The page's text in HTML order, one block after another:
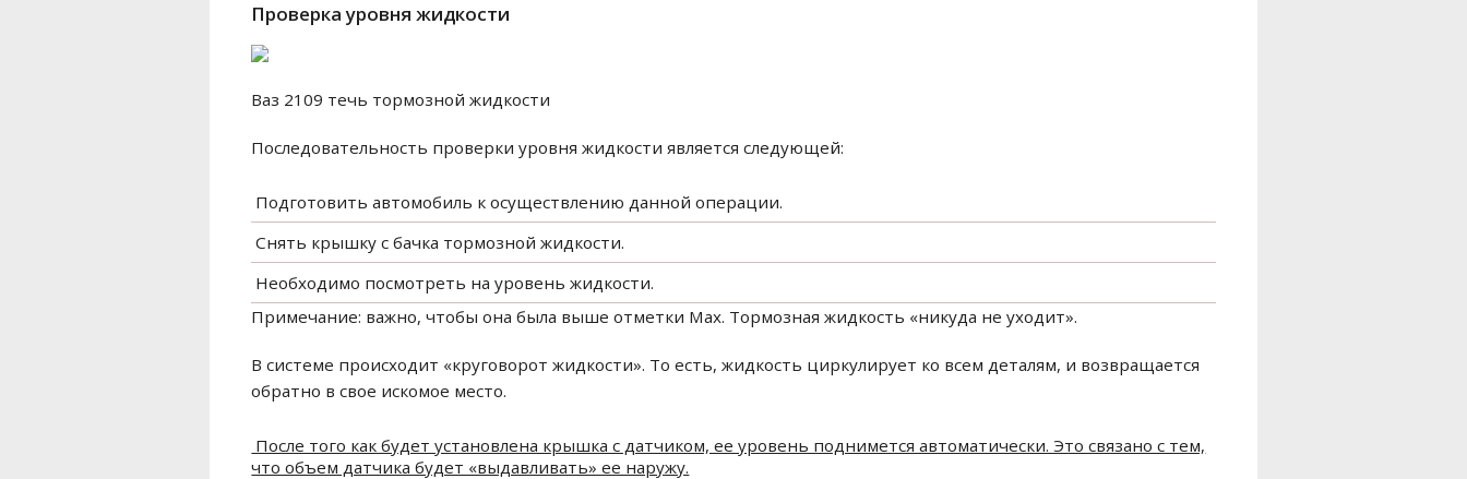
Проверка уровня жидкости
Ваз 2109 течь тормозной жидкости
Последовательность проверки уровня жидкости является следующей:
​ Подготовить автомобиль к осуществлению данной операции.
​ Снять крышку с бачка тормозной жидкости.
​ Необходимо посмотреть на уровень жидкости.
Примечание: важно, чтобы она была выше отметки Max. Тормозная жидкость «никуда не уходит».
В системе происходит «круговорот жидкости». То есть, жидкость циркулирует ко всем деталям, и возвращается
обратно в свое искомое место.
​ После того как будет установлена крышка с датчиком, ее уровень поднимется автоматически. Это связано с тем,
что объем датчика будет «выдавливать» ее наружу.